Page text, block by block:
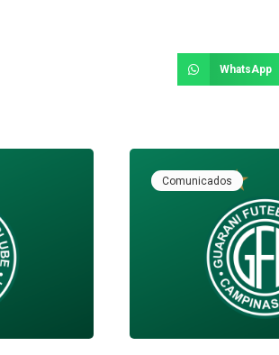
WhatsApp
Comunicados